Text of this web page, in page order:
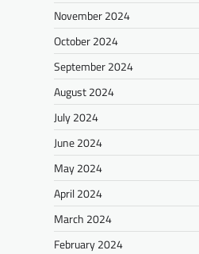
November 2024
October 2024
September 2024
August 2024
July 2024
June 2024
May 2024
April 2024
March 2024
February 2024